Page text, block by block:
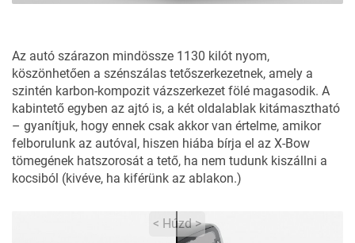
Az autó szárazon mindössze 1130 kilót nyom,
köszönhetően a szénszálas tetőszerkezetnek, amely a
szintén karbon-kompozit vázszerkezet fölé magasodik. A
kabintető egyben az ajtó is, a két oldalablak kitámasztható
– gyanítjuk, hogy ennek csak akkor van értelme, amikor
felborulunk az autóval, hiszen hiába bírja el az X-Bow
tömegének hatszorosát a tető, ha nem tudunk kiszállni a
kocsiból (kivéve, ha kiférünk az ablakon.)
< Húzd >